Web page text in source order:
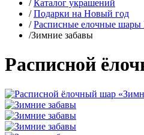
/Каталог украшений
/Подарки на Новый год
/Расписные елочные шары
/Зимние забавы
Расписной